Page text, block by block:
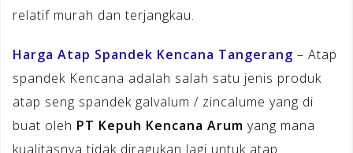
relatif murah dan terjangkau.
Harga Atap Spandek Kencana Tangerang – Atap
spandek Kencana adalah salah satu jenis produk
atap seng spandek galvalum / zincalume yang di
buat oleh PT Kepuh Kencana Arum yang mana
kualitasnya tidak diragukan lagi untuk atap